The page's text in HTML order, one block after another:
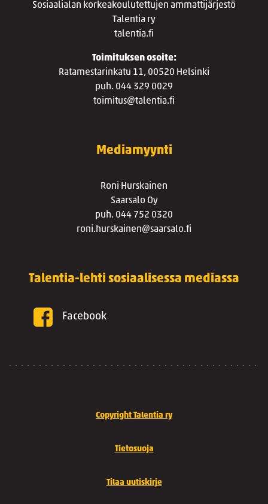
Sosiaalialan korkeakoulutettujen ammattijärjestö
Talentia ry
talentia.fi
Toimituksen osoite:
Ratamestarinkatu 11, 00520 Helsinki
puh. 044 329 0029
toimitus@talentia.fi
Mediamyynti
Roni Hurskainen
Saarsalo Oy
puh. 044 752 0320
roni.hurskainen@saarsalo.fi
Talentia-lehti sosiaalisessa mediassa
Facebook
Copyright Talentia ry
Tietosuoja
Tilaa uutiskirje